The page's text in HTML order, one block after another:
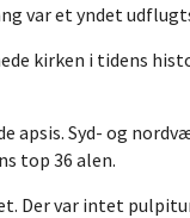
var et yndet
kirken i tidens
apsis. Syd- og
top 36 alen.
Der var intet